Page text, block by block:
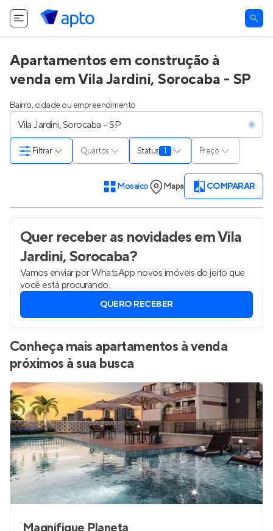
Apartamentos em construção à
venda em Vila Jardini, Sorocaba - SP
Bairro, cidade ou empreendimento
Quartos Status 1 Preço
Filtrar
Mosaico Mapa COMPARAR
Quer receber as novidadesem Vila
Jardini, Sorocaba?
Vamos enviar por WhatsApp novos imóveis do jeito que
você está procurando.
QUERO RECEBER
Conheça mais apartamentos à venda
próximos à sua busca